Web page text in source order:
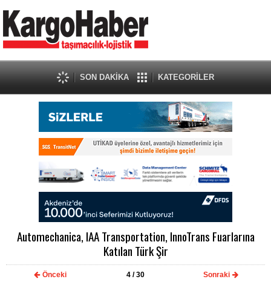
SON DAKİKA KATEGORİLER
Automechanica, IAA Transportation, InnoTrans Fuarlarına
Katılan Türk Şir
Önceki 4/ 30 Sonraki